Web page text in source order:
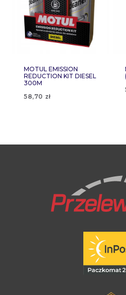
MOTUL EMISSION
REDUCTION KIT DIESEL
300M
58,70 zł